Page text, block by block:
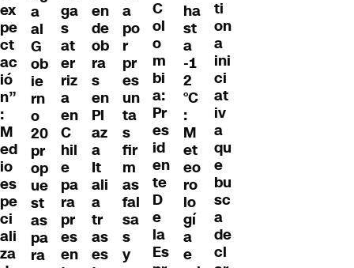
ex
pe
ct
ac
ió
n”
:
M
ed
io
es
pe
ci
ali
za
a
al
G
ob
ie
rn
o
20
pr
op
ue
st
as
pa
ra
ga
s
at
er
riz
a
en
C
hil
e
pa
ra
pr
es
en
en
de
ob
ra
s
en
Pl
az
a
It
ali
a
tr
as
es
a
po
r
pr
es
un
ta
s
fir
m
as
fal
sa
s
y
C
ol
o
m
bi
a:
Pr
es
id
en
te
D
e
la
Es
ha
st
a
-1
2
°C
:
M
et
eo
ro
lo
gí
a
e
ti
on
a
ini
ci
at
iv
a
qu
e
bu
sc
a
de
cl